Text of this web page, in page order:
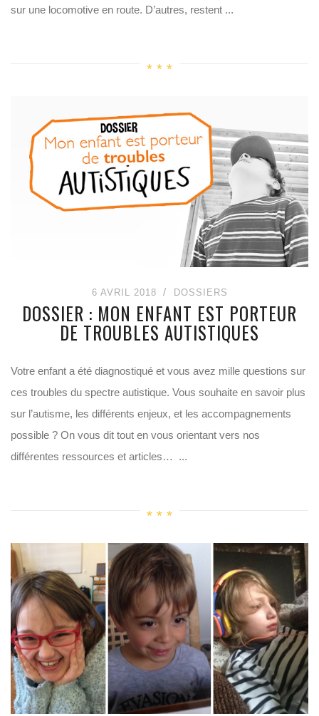
sur une locomotive en route. D’autres, restent ...
6 AVRIL 2018 DOSSIERS
DOSSIER : MON ENFANT EST PORTEUR
DE TROUBLES AUTISTIQUES
Votre enfant a été diagnostiqué et vous avez mille questions sur
ces troubles du spectre autistique. Vous souhaite en savoir plus
sur l’autisme, les différents enjeux, et les accompagnements
possible ? On vous dit tout en vous orientant vers nos
différentes ressources et articles… ...